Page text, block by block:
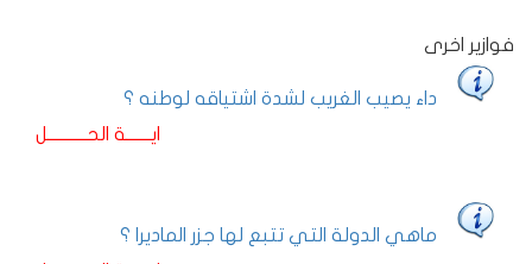
فوازير اخرى
داء يصيب الغريب لشدة اشتياقه لوطنه ؟
ايـــــــة الحـــــــــــل
ماهي الدولة التي تتبع لها جزر الماديرا ؟